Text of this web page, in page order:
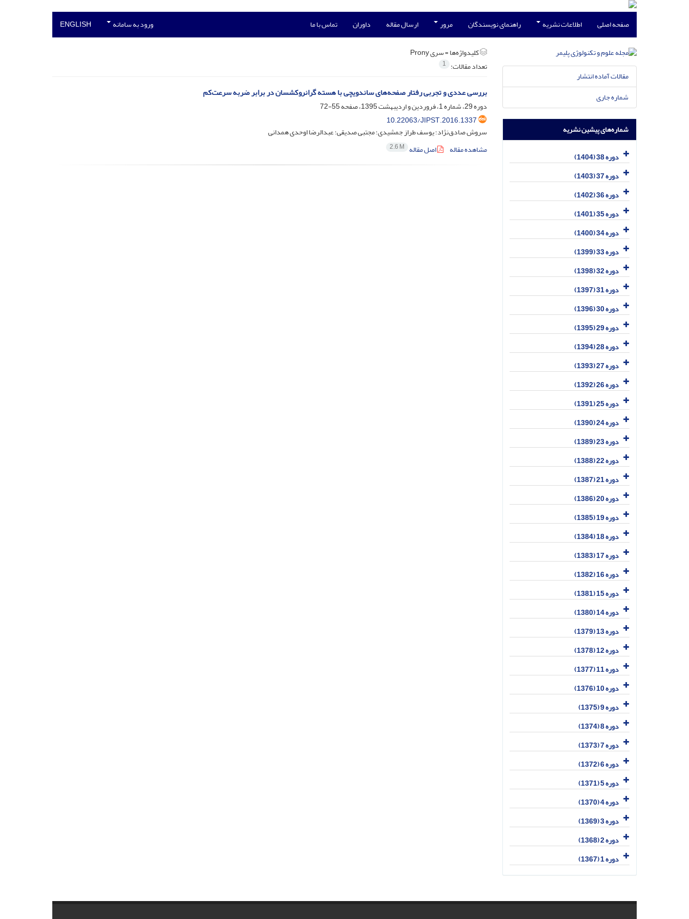
صفحه اصلی اطلاعات نشریه راهنمای نویسندگان مرور ارسال مقاله داوران تماس با ما ورود به سامانه ENGLISH
کلیدواژه‌ها =سری Prony
تعداد مقالات: 1
بررسی عددی و تجربی رفتار صفحه‌های ساندویچی با هسته گرانروکشسان در برابر ضربه سرعت‌کم
دوره 29، شماره 1، فروردین و اردیبهشت 1395، صفحه
55-72
10.22063/JIPST.2016.1337
سروش صادق‌نژاد؛ یوسف طراز جمشیدی؛ مجتبی صدیقی؛ عبدالرضا اوحدی همدانی
مشاهده مقاله
اصل مقاله 2.6 M
مقالات آماده انتشار
شماره جاری
شماره‌های پیشین نشریه
دوره 38 (1404)
دوره 37 (1403)
دوره 36 (1402)
دوره 35 (1401)
دوره 34 (1400)
دوره 33 (1399)
دوره 32 (1398)
دوره 31 (1397)
دوره 30 (1396)
دوره 29 (1395)
دوره 28 (1394)
دوره 27 (1393)
دوره 26 (1392)
دوره 25 (1391)
دوره 24 (1390)
دوره 23 (1389)
دوره 22 (1388)
دوره 21 (1387)
دوره 20 (1386)
دوره 19 (1385)
دوره 18 (1384)
دوره 17 (1383)
دوره 16 (1382)
دوره 15 (1381)
دوره 14 (1380)
دوره 13 (1379)
دوره 12 (1378)
دوره 11 (1377)
دوره 10 (1376)
دوره 9 (1375)
دوره 8 (1374)
دوره 7 (1373)
دوره 6 (1372)
دوره 5 (1371)
دوره 4 (1370)
دوره 3 (1369)
دوره 2 (1368)
دوره 1 (1367)